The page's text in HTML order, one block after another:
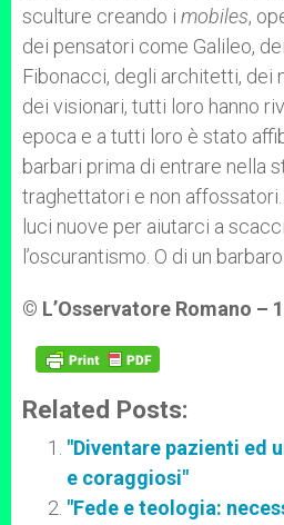
sculture creando i mobiles,
dei pensatori come Galileo,
Fibonacci, degli architetti, dei
dei visionari, tutti loro hanno
epoca e a tutti loro è stato
barbari prima di entrare nella
traghettatori e non
luci nuove per aiutarci a
l’oscurantismo. O di un
© L’Osservatore Romano –
Related Posts:
"Diventare pazienti ed
e coraggiosi"
"Fede e teologia: